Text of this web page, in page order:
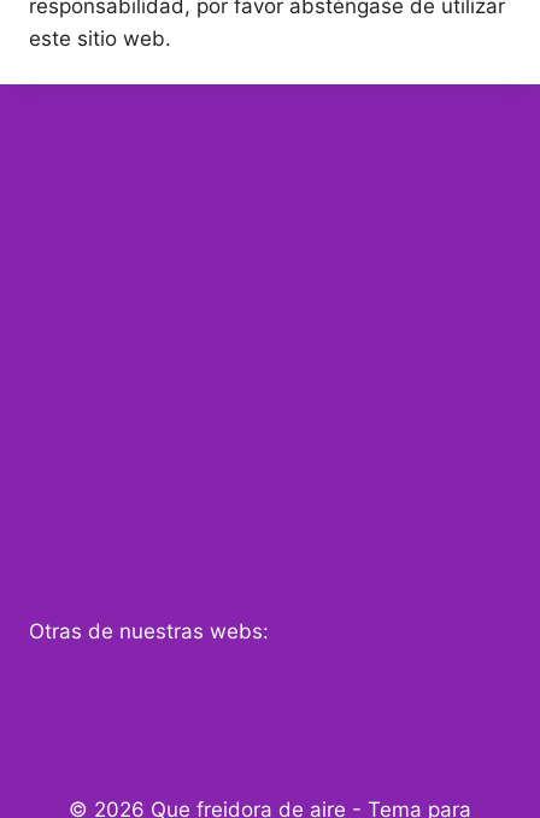
responsabilidad, por favor absténgase de utilizar
este sitio web.
Otras de nuestras webs:
© 2026 Que freidora de aire - Tema para